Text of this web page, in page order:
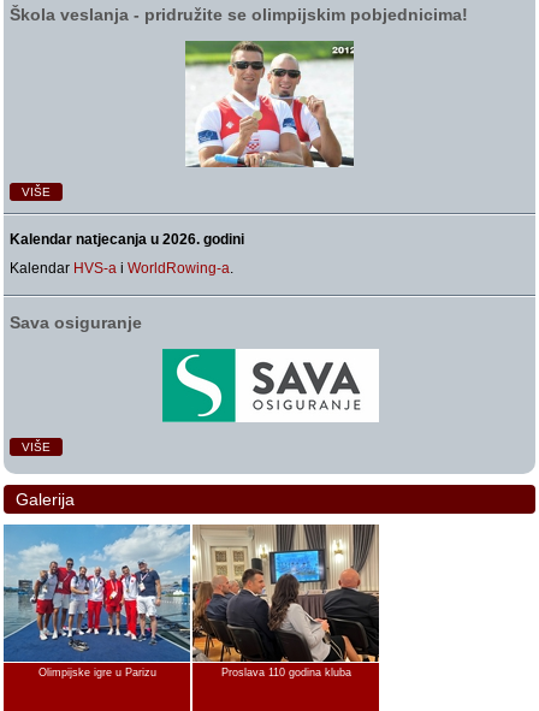
Škola veslanja ‑ pridružite se olimpijskim pobjednicima!
VIŠE
Kalendar natjecanja u 2026. godini
Kalendar HVS-a iWorldRowing-a.
Sava osiguranje
VIŠE
Galerija
Olimpijske igre u Parizu Proslava 110 godina kluba